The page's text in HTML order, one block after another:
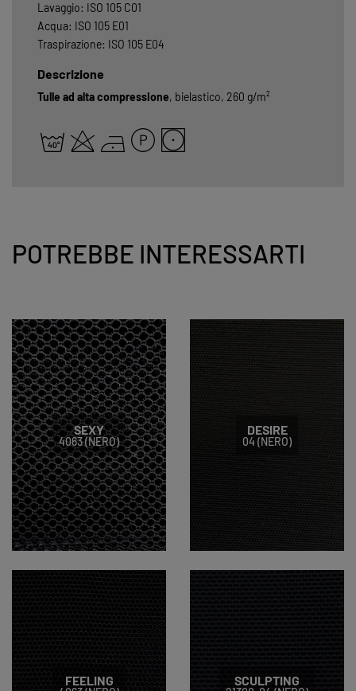
Lavaggio: ISO 105 C01
Acqua: ISO 105 E01
Traspirazione: ISO 105 E04
Descrizione
Tulle ad alta compressione, bielastico, 260 g/m²
POTREBBE INTERESSARTI
SEXY
4063 (NERO)
DESIRE
04 (NERO)
FEELING SCULPTING